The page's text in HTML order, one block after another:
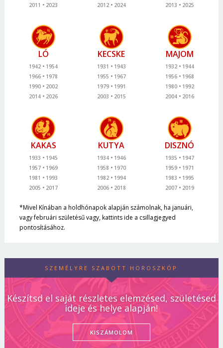
2011 2023 2012 2024 2013 2025
LÓ
1942
1954
1966
1978
1990
2002
2014
2026
KECSKE
1931
1943
1955
1967
1979
1991
2003
2015
MAJOM
1932
1944
1956
1968
1980
1992
2004
2016
KAKAS
1933
1945
1957
1969
1981
1993
2005
2017
KUTYA
1934
1946
1958
1970
1982
1994
2006
2018
DISZNÓ
1935
1947
1959
1971
1983
1995
2007
2019
*Mivel Kínában a holdhónapok alapján számolnak, ha januári,
vagy februári születésű vagy, kattints ide a csillagjegyed
pontosításához.
SZEMÉLYRE SZABOTT HOROSZKÓP
Készítsd el saját részletes elemzésed, születésed
ideje és helye alapján!
KISZÁMOLOM